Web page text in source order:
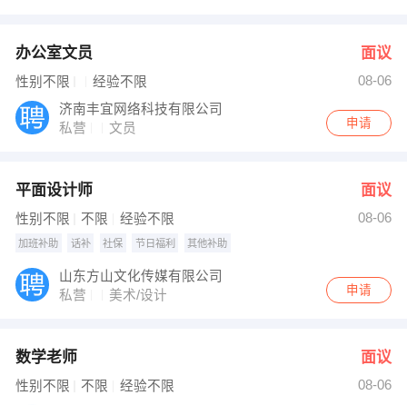
办公室文员 面议
性别不限 经验不限
08-06
济南丰宜网络科技有限公司
私营
文员 申请
平面设计师 面议
性别不限 不限 经验不限 08-06
加班补助 话补 社保 节日福利 其他补助
山东方山文化传媒有限公司
私营
美术/设计 申请
数学老师 面议
性别不限 不限 经验不限
08-06